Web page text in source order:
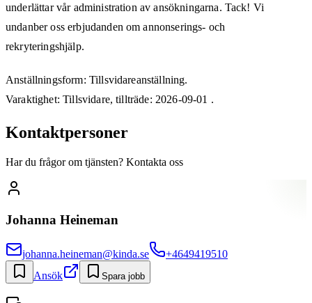
underlättar vår administration av ansökningarna. Tack! Vi
undanber oss erbjudanden om annonserings- och
rekryteringshjälp.
Anställningsform: Tillsvidareanställning.
Varaktighet: Tillsvidare, tillträde: 2026-09-01 .
Kontaktpersoner
Har du frågor om tjänsten? Kontakta oss
Johanna Heineman
johanna.heineman@kinda.se
+4649419510
Ansök
Spara jobb